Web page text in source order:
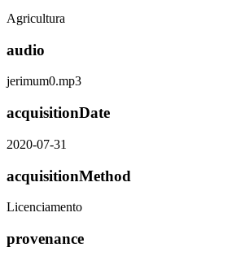
Agricultura
audio
jerimum0.mp3
acquisitionDate
2020-07-31
acquisitionMethod
Licenciamento
provenance